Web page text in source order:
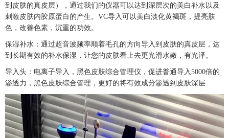
到皮肤的真皮层），通过我们的仪器可以达到深层次的美白补水以及
刺激皮肤内胶原蛋白的产生。VC导入可以美白淡化黄褐斑，提亮肤
色，改善色素，沉重的功效。
保湿补水：通过超音波频率顺着毛孔的方向导入到皮肤的真皮层，达
到长期有效的补水保湿，让您的皮肤看上去更光滑水嫩，有光泽。
导入头：电离子导入，黑色皮肤综合管理仪，促进普通导入5000倍的
渗透力，黑色皮肤综合管理，更好的将有效成分渗透到皮肤深层